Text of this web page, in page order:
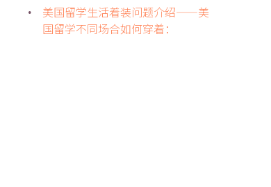
美国留学生活着装问题介绍——美
国留学不同场合如何穿着：